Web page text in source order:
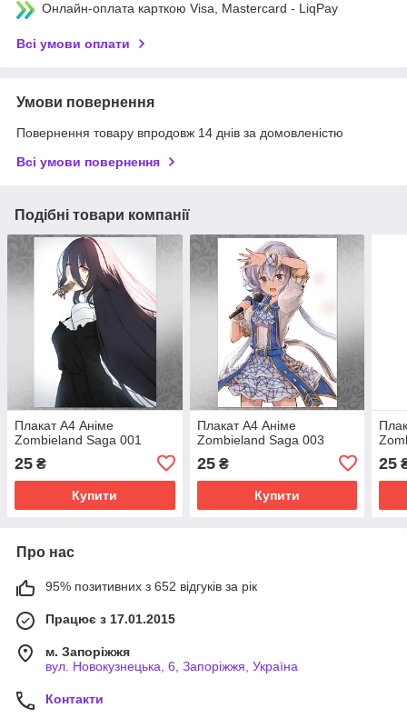
Онлайн-оплата карткою Visa, Mastercard - LiqPay
Всі умови оплати
Умови повернення
Повернення товару впродовж 14 днів за домовленістю
Всі умови повернення
Подібні товари компанії
Плакат А4 Аніме
Zombieland Saga 001
25 ₴
Купити
Плакат А4 Аніме
Zombieland Saga 003
25₴
Купити
25
Про нас
95% позитивних з 652 відгуків за рік
Працює з 17.01.2015
м. Запоріжжя
вул. Новокузнецька, 6, Запоріжжя, Україна
Контакти